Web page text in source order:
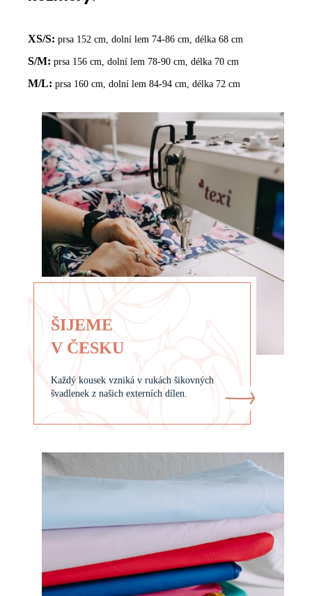
XS/S: prsa 152 cm, dolní lem 74-86 cm, délka 68 cm
S/M: prsa 156 cm, dolní lem 78-90 cm, délka 70 cm
M/L: prsa 160 cm, dolní lem 84-94 cm, délka 72 cm
ŠIJEME
V ČESKU
Každý kousek vzniká v rukách šikovných
švadlenek z našich externích dílen.